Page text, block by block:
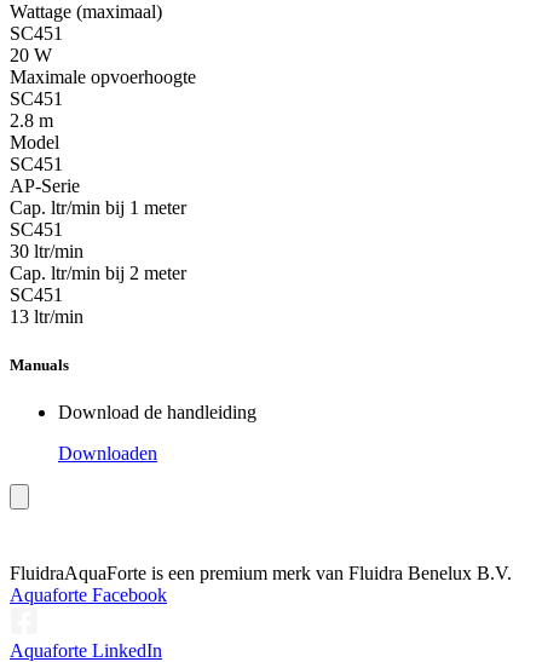
Wattage (maximaal)
SC451
20 W
Maximale opvoerhoogte
SC451
2.8 m
Model
SC451
AP-Serie
Cap. ltr/min bij 1 meter
SC451
30 ltr/min
Cap. ltr/min bij 2 meter
SC451
13 ltr/min
Manuals
Download de handleiding
Downloaden
FluidraAquaForte is een premium merk van Fluidra Benelux B.V.
Aquaforte Facebook
Aquaforte LinkedIn